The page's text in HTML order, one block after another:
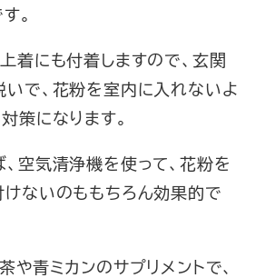
。
着にも付着しますので、玄関
で、花粉を室内に入れないよ
策になります。
空気清浄機を使って、花粉を
ないのももちろん効果的で
や青ミカンのサプリメントで、